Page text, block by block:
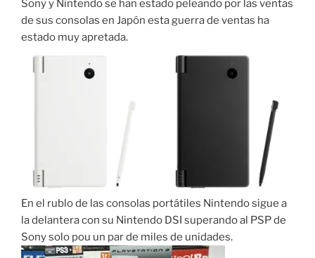
Sony y Nintendo se han estado peleando por las ventas
de sus consolas en Japón esta guerra de ventas ha
estado muy apretada.
En el rublo de las consolas portátiles Nintendo sigue a
la delantera con su Nintendo DSI superando al PSP de
Sony solo pou un par de miles de unidades.